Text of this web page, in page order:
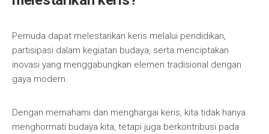
Pemuda dapat melestarikan keris melalui pendidikan,
partisipasi dalam kegiatan budaya, serta menciptakan
inovasi yang menggabungkan elemen tradisional dengan
gaya modern.
Dengan memahami dan menghargai keris, kita tidak hanya
menghormati budaya kita, tetapi juga berkontribusi pada